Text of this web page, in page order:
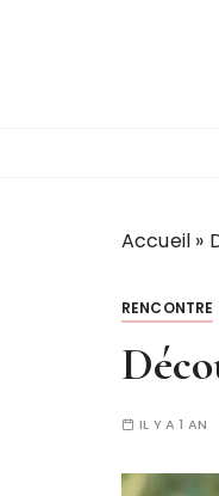
Accueil »
RENCONTRE
IL Y A 1 AN